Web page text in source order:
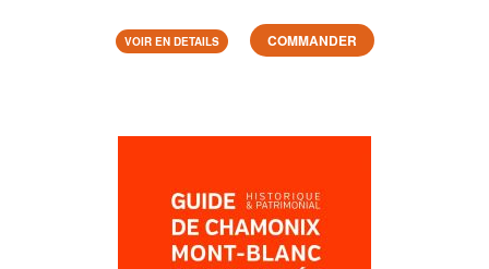
VOIR EN DETAILS COMMANDER